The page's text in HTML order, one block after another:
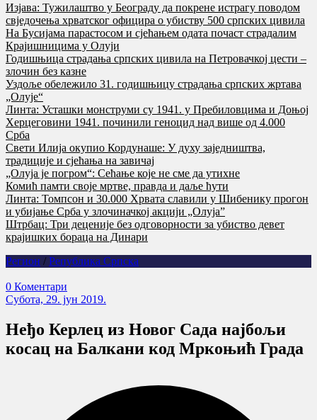
Изјава: Тужилаштво у Београду да покрене истрагу поводом
свједочења хрватског официра о убиству 500 српских цивила
На Бусијама парастосом и сјећањем одата почаст страдалим
Крајишницима у Олуји
Годишњица страдања српских цивила на Петровачкој цести –
злочин без казне
Уздоље обележило 31. годишњицу страдања српских жртава
„Олује“
Линта: Усташки монструми су 1941. у Пребиловцима и Доњој
Херцеговини 1941. починили геноцид над више од 4.000
Срба
Свети Илија окупио Кордунаше: У духу заједништва,
традиције и сјећања на завичај
„Олуја је погром“: Сећање које не сме да утихне
Комић памти своје мртве, правда и даље ћути
Линта: Томпсон и 30.000 Хрвата славили у Шибенику прогон
и убијање Срба у злочиначкој акцији „Олуја”
Штрбац: Три деценије без одговорности за убиство девет
крајишких бораца на Динари
Регион / Република Српска
0 Коментари
Субота, 29. јун 2019.
Неђо Керлец из Новог Сада најбољи
косац на Балкани код Мркоњић Града